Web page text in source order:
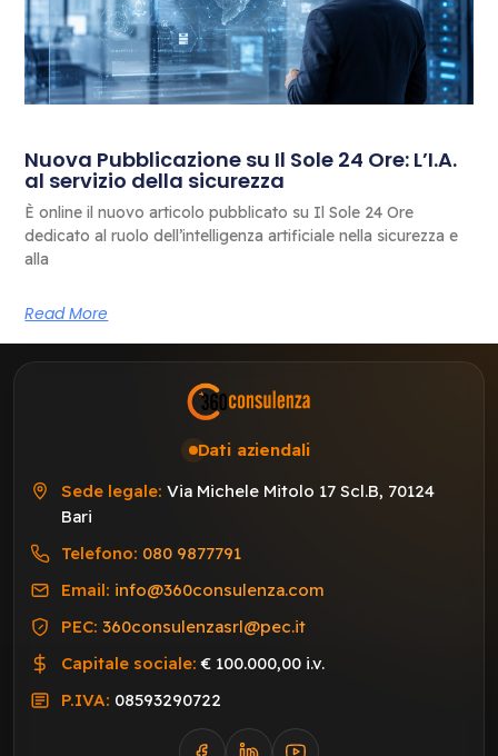
Nuova Pubblicazione su Il Sole 24 Ore: L’I.A.
al servizio della sicurezza
È online il nuovo articolo pubblicato su Il Sole 24 Ore
dedicato al ruolo dell’intelligenza artificiale nella sicurezza e
alla
Read More
Dati aziendali
Sede legale: Via Michele Mitolo 17 Scl.B, 70124
Bari
Telefono: 080 9877791
Email: info@360consulenza.com
PEC: 360consulenzasrl@pec.it
Capitale sociale: € 100.000,00 i.v.
P.IVA: 08593290722